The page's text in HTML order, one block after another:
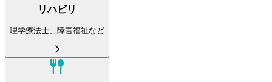
リハビリ
理学療法士、障害福祉など